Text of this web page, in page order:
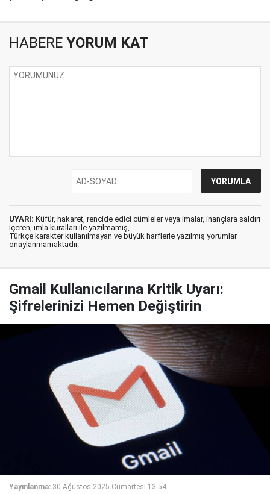
HABERE YORUM KAT
UYARI: Küfür, hakaret, rencide edici cümleler veya imalar, inançlara saldırı
içeren, imla kuralları ile yazılmamış,
Türkçe karakter kullanılmayan ve büyük harflerle yazılmış yorumlar
onaylanmamaktadır.
Gmail Kullanıcılarına Kritik Uyarı:
Şifrelerinizi Hemen Değiştirin
Yayınlanma: 30 Ağustos 2025 Cumartesi 13:54